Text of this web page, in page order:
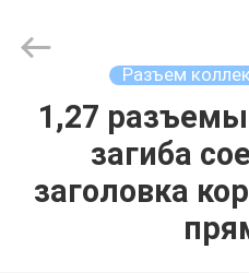
ДОМ
ПРОДУКТЫ
Reserved.
Разъем
1,27
загиба
заголовка